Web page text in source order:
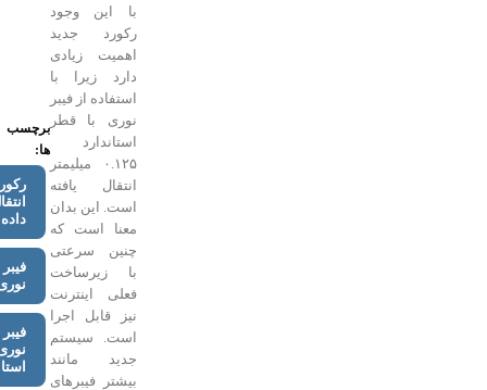
با این وجود
رکورد جدید
اهمیت زیادی
دارد زیرا با
استفاده از فیبر
نوری با قطر
استاندارد
۰.۱۲۵ میلیمتر
انتقال یافته
است. این بدان
معنا است که
چنین سرعتی
با زیرساخت
فعلی اینترنت
نیز قابل اجرا
است. سیستم
جدید مانند
بیشتر فیبرهای
برچسب
ها:
رکورد
انتقال
داده
فیبر
نوری
استاندارد